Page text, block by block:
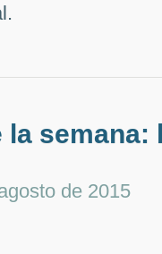
semana:
de 2015